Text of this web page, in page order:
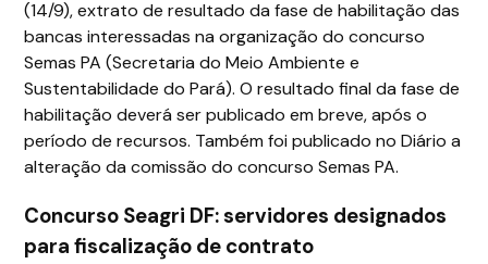
(14/9), extrato de resultado da fase de habilitação das
bancas interessadas na organização do concurso
Semas PA (Secretaria do Meio Ambiente e
Sustentabilidade do Pará). O resultado final da fase de
habilitação deverá ser publicado em breve, após o
período de recursos. Também foi publicado no Diário a
alteração da comissão do concurso Semas PA.
Concurso Seagri DF: servidores designados
para fiscalização de contrato